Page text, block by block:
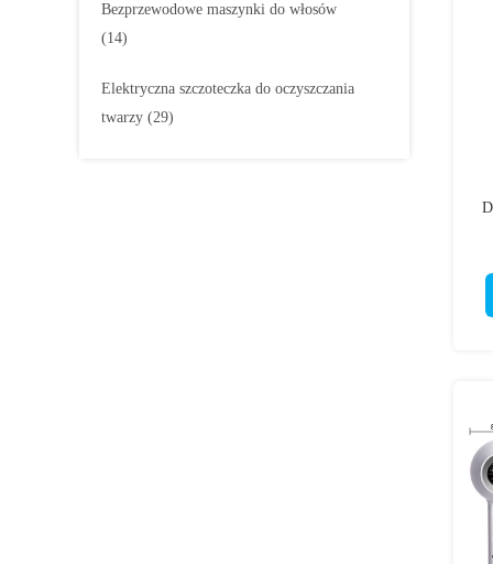
Bezprzewodowe maszynki do włosów
(14)
Elektryczna szczoteczka do oczyszczania
twarzy (29)